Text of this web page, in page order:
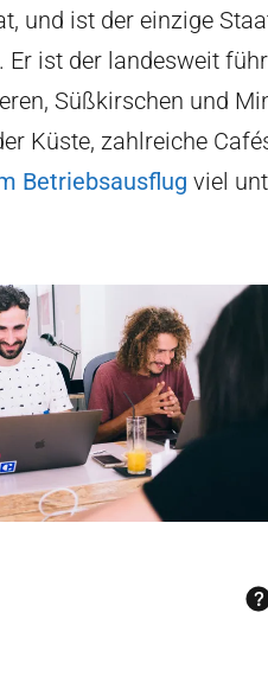
und ist der einzige
ist der landesweit
Süßkirschen und
Küste, zahlreiche
Betriebsausflug viel